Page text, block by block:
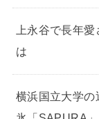
上永谷で長年
は
横浜国立大学の